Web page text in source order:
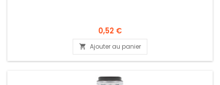
0,52 €
 Ajouter au panier